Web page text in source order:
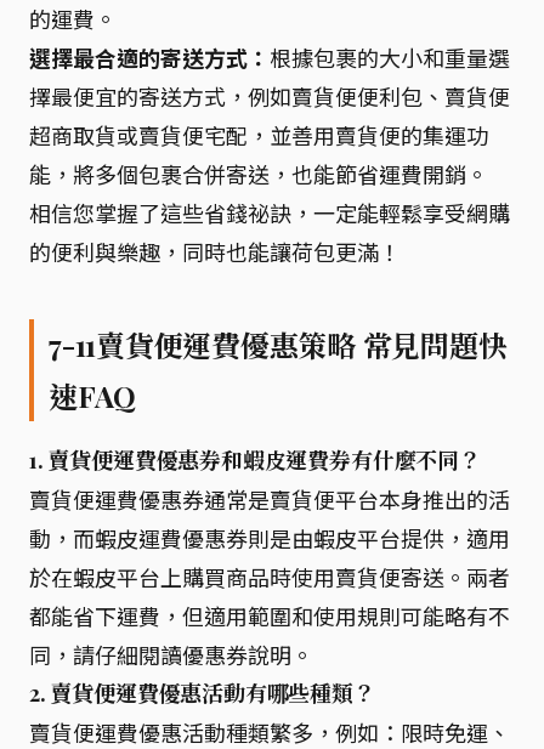
的運費。
選擇最合適的寄送方式： 根據包裹的大小和重量選
擇最便宜的寄送方式，例如賣貨便便利包、賣貨便
超商取貨或賣貨便宅配，並善用賣貨便的集運功
能，將多個包裹合併寄送，也能節省運費開銷。
相信您掌握了這些省錢祕訣，一定能輕鬆享受網購
的便利與樂趣，同時也能讓荷包更滿！
7-11賣貨便運費優惠策略 常見問題快
速FAQ
1. 賣貨便運費優惠券和蝦皮運費券有什麼不同？
賣貨便運費優惠券通常是賣貨便平台本身推出的活
動，而蝦皮運費優惠券則是由蝦皮平台提供，適用
於在蝦皮平台上購買商品時使用賣貨便寄送。兩者
都能省下運費，但適用範圍和使用規則可能略有不
同，請仔細閱讀優惠券說明。
2. 賣貨便運費優惠活動有哪些種類？
賣貨便運費優惠活動種類繁多，例如：限時免運、